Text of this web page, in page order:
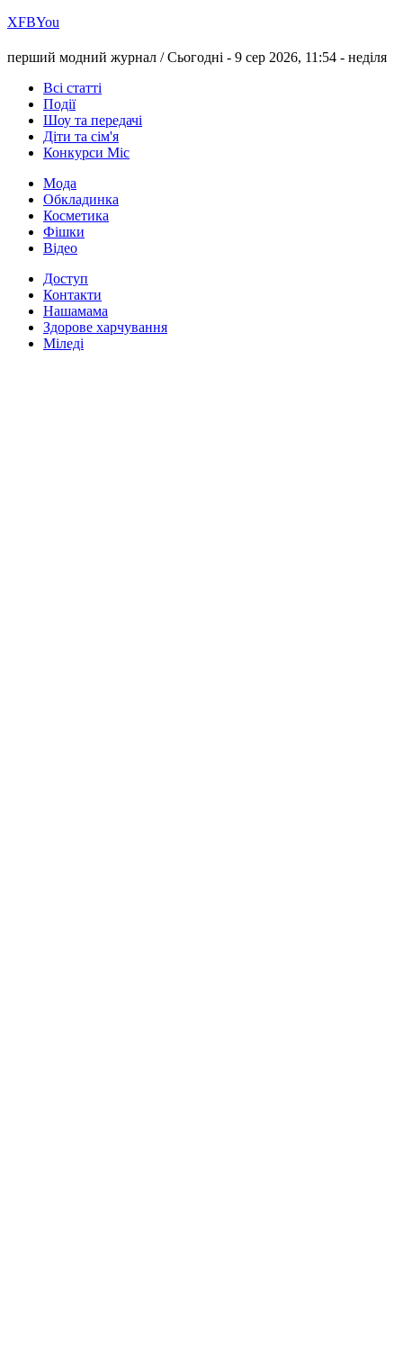
ХFBYou
перший модний журнал /Сьогодні - 9 сер 2026, 11:54 - неділя
Всі статті
Події
Шоу та передачі
Діти та сім'я
Конкурси Міс
Мода
Обкладинка
Косметика
Фішки
Відео
Доступ
Контакти
Нашамама
Здорове харчування
Міледі